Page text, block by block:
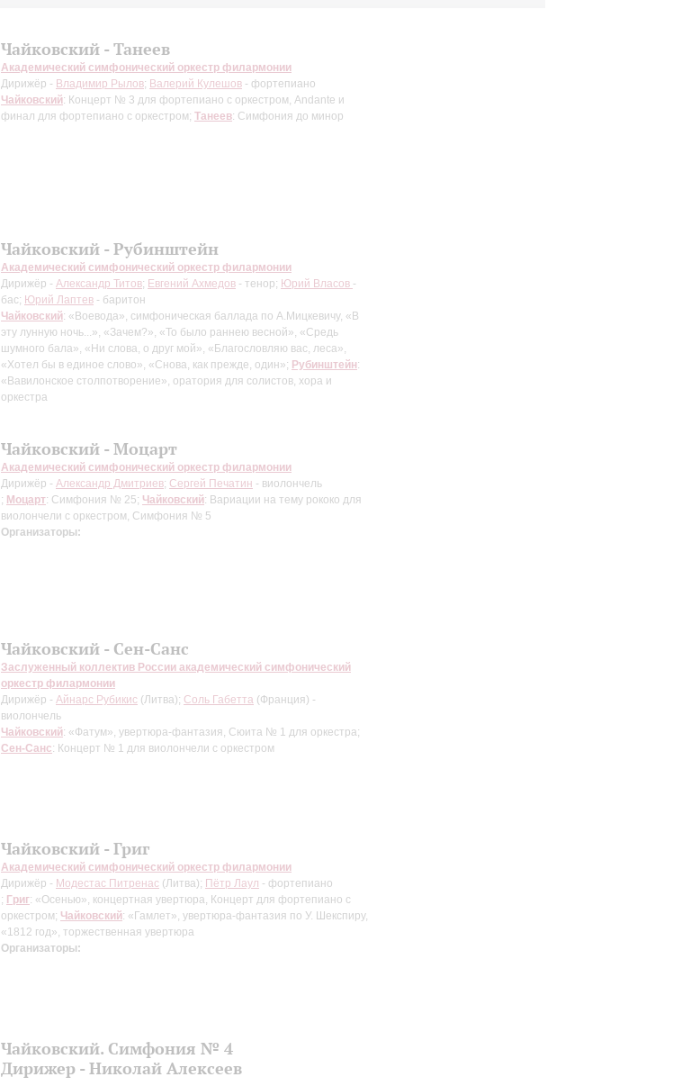
Чайковский - Танеев
Академический симфонический оркестр филармонии
Дирижёр - Владимир Рылов; Валерий Кулешов - фортепиано
Чайковский: Концерт № 3 для фортепиано с оркестром, Andante и
финал для фортепиано с оркестром; Танеев: Симфония до минор
Чайковский - Рубинштейн
Академический симфонический оркестр филармонии
Дирижёр - Александр Титов; Евгений Ахмедов - тенор; Юрий Власов -
бас; Юрий Лаптев - баритон
Чайковский: «Воевода», симфоническая баллада по А.Мицкевичу, «В
эту лунную ночь...», «Зачем?», «То было раннею весной», «Средь
шумного бала», «Ни слова, о друг мой», «Благословляю вас, леса»,
«Хотел бы в единое слово», «Снова, как прежде, один»; Рубинштейн:
«Вавилонское столпотворение», оратория для солистов, хора и
оркестра
Чайковский - Моцарт
Академический симфонический оркестр филармонии
Дирижёр - Александр Дмитриев; Сергей Печатин - виолончель
; Моцарт: Симфония № 25; Чайковский: Вариации на тему рококо для
виолончели с оркестром, Симфония № 5
Организаторы:
Чайковский - Сен-Санс
Заслуженный коллектив России академический симфонический
оркестр филармонии
Дирижёр - Айнарc Рубикис (Литва); Соль Габетта (Франция) -
виолончель
Чайковский: «Фатум», увертюра-фантазия, Сюита № 1 для оркестра;
Сен-Санс: Концерт № 1 для виолончели с оркестром
Чайковский - Григ
Академический симфонический оркестр филармонии
Дирижёр - Модестас Питренас (Литва); Пётр Лаул - фортепиано
; Григ: «Осенью», концертная увертюра, Концерт для фортепиано с
оркестром; Чайковский: «Гамлет», увертюра-фантазия по У. Шекспиру,
«1812 год», торжественная увертюра
Организаторы:
Чайковский. Симфония № 4
Дирижер - Николай Алексеев